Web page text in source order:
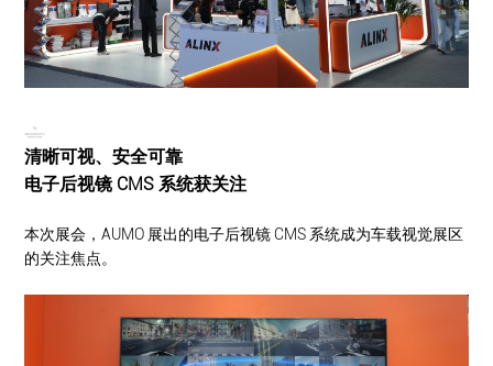
清晰可视、安全可靠
电子后视镜 CMS 系统获关注
本次展会，AUMO 展出的电子后视镜 CMS 系统成为车载视觉展区
的关注焦点。